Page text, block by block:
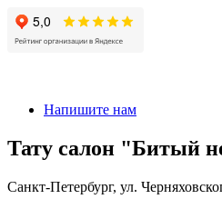
Напишите нам
Тату салон "Битый
Санкт-Петербург, ул.